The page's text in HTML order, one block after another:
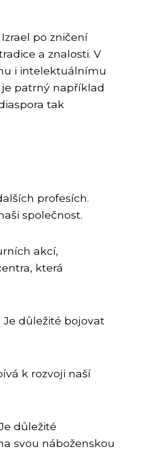
po zničení
a znalosti. V
i intelektuálnímu
patrný například
tak
profesích.
společnost.
akcí,
která
důležité bojovat
k rozvoji naší
důležité
svou náboženskou